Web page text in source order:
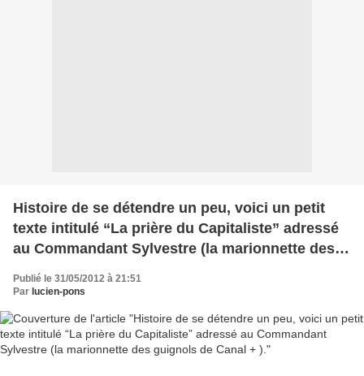
Histoire de se détendre un peu, voici un petit
texte intitulé “La prière du Capitaliste” adressé
au Commandant Sylvestre (la marionnette des
Publié le 31/05/2012 à 21:51
Par lucien-pons